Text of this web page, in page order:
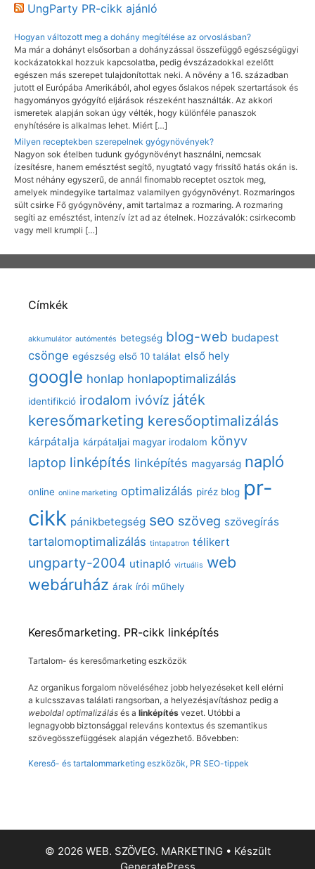
UngParty PR-cikk ajánló
Hogyan változott meg a dohány megítélése az orvoslásban?
Ma már a dohányt elsősorban a dohányzással összefüggő egészségügyi
kockázatokkal hozzuk kapcsolatba, pedig évszázadokkal ezelőtt
egészen más szerepet tulajdonítottak neki. A növény a 16. században
jutott el Európába Amerikából, ahol egyes őslakos népek szertartások és
hagyományos gyógyító eljárások részeként használták. Az akkori
ismeretek alapján sokan úgy vélték, hogy különféle panaszok
enyhítésére is alkalmas lehet. Miért […]
Milyen receptekben szerepelnek gyógynövények?
Nagyon sok ételben tudunk gyógynövényt használni, nemcsak
ízesítésre, hanem emésztést segítő, nyugtató vagy frissítő hatás okán is.
Most néhány egyszerű, de annál finomabb receptet osztok meg,
amelyek mindegyike tartalmaz valamilyen gyógynövényt. Rozmaringos
sült csirke Fő gyógynövény, amit tartalmaz a rozmaring. A rozmaring
segíti az emésztést, intenzív ízt ad az ételnek. Hozzávalók: csirkecomb
vagy mell krumpli […]
Címkék
akkumulátor autómentés betegség blog-web budapest
csönge egészség első 10 találat első hely
google honlap honlapoptimalizálás
identifikció irodalom ivóvíz játék
keresőmarketing keresőoptimalizálás
kárpátalja kárpátaljai magyar irodalom könyv
laptop linképítés linképítés magyarság napló
online online marketing optimalizálás piréz blog pr-
cikk pánikbetegség seo szöveg szövegírás
tartalomoptimalizálás tintapatron télikert
ungparty-2004 utinapló virtuális web
webáruház árak írói műhely
Keresőmarketing. PR-cikk linképítés
Tartalom- és keresőmarketing eszközök
Az organikus forgalom növeléséhez jobb helyezéseket kell elérni
a kulcsszavas találati rangsorban, a helyezésjavításhoz pedig a
weboldal optimalizálás és a linképítés vezet. Utóbbi a
legnagyobb biztonsággal releváns kontextus és szemantikus
szövegösszefüggések alapján végezhető. Bővebben:
Kereső- és tartalommarketing eszközök, PR SEO-tippek
© 2026 WEB. SZÖVEG. MARKETING• Készült
GeneratePress